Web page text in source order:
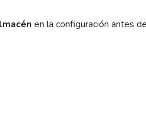
en la configuración antes